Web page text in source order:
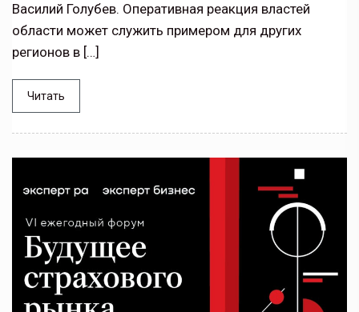
Василий Голубев. Оперативная реакция властей
области может служить примером для других
регионов в […]
Читать